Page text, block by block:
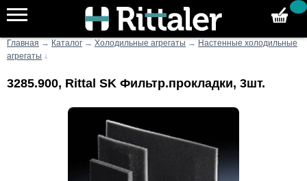
Главная → Каталог → Холодильные агрегаты → Настенные холодильные
агрегаты ↓
3285.900, Rittal SK Фильтр.прокладки, 3шт.